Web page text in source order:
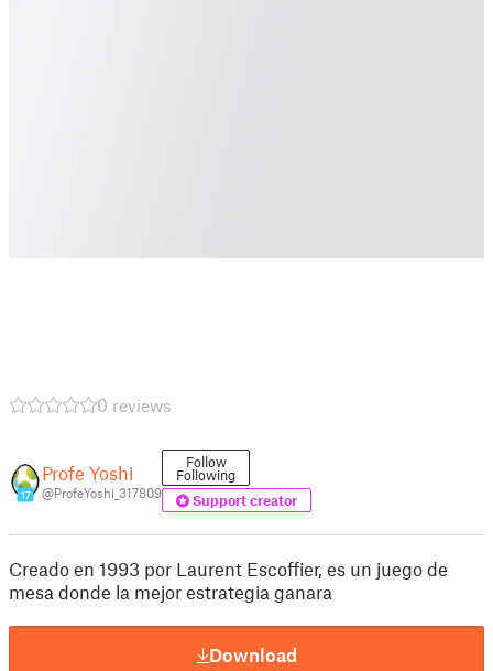
0 reviews
17
Profe Yoshi
@ProfeYoshi_317809
Follow
Following
Support creator
Creado en 1993 por Laurent Escoffier, es un juego de
mesa donde la mejor estrategia ganara
Download